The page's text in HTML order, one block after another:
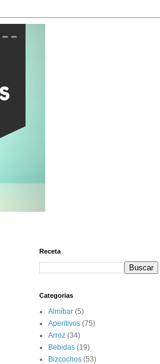
Receta
Categorias
Almíbar (5)
Aperitivos (75)
Arroz (34)
Bebidas (19)
Bizcochos (53)